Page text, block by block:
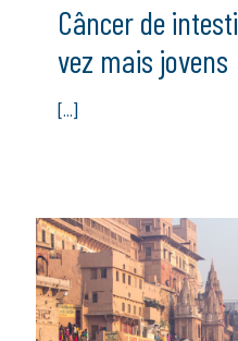
Câncer de
vez mais jovens
[…]